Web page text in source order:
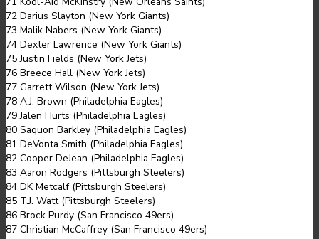
72 Darius Slayton (New York Giants)
73 Malik Nabers (New York Giants)
74 Dexter Lawrence (New York Giants)
75 Justin Fields (New York Jets)
76 Breece Hall (New York Jets)
77 Garrett Wilson (New York Jets)
78 A.J. Brown (Philadelphia Eagles)
79 Jalen Hurts (Philadelphia Eagles)
80 Saquon Barkley (Philadelphia Eagles)
81 DeVonta Smith (Philadelphia Eagles)
82 Cooper DeJean (Philadelphia Eagles)
83 Aaron Rodgers (Pittsburgh Steelers)
84 DK Metcalf (Pittsburgh Steelers)
85 T.J. Watt (Pittsburgh Steelers)
86 Brock Purdy (San Francisco 49ers)
87 Christian McCaffrey (San Francisco 49ers)